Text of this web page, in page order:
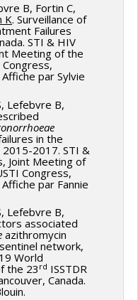
B, Fortin C,
K. Surveillance of
Failures
STI & HIV
Meeting of the
Congress,
par Sylvie
Lefebvre B,
in the
2017. STI &
Joint Meeting of
Congress,
par Fannie
Lefebvre B,
associated
azithromycin
network,
World
the 23 rd ISSTDR
Canada.